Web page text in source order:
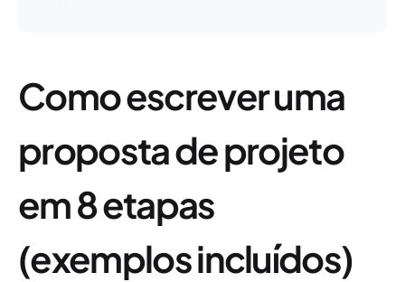
Como escrever uma
proposta de projeto
em 8 etapas
(exemplos incluídos)